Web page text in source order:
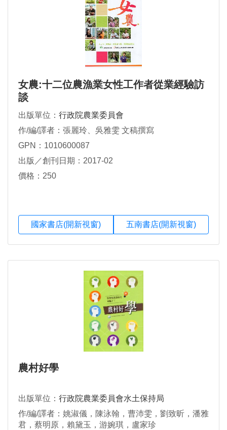
女農:十二位農漁業女性工作者從業經驗訪
談
出版單位： 行政院農業委員會
作/編/譯者：張麗玲、吳雅雯 文稿撰寫
GPN：1010600087
出版／創刊日期：2017-02
價格：250
國家書店(開新視窗) 五南書店(開新視窗)
農村好學
出版單位： 行政院農業委員會水土保持局
作/編/譯者：姚淑儀，陳泳翰，曹沛雯，劉致昕，潘雅
君，蔡明原，賴黛玉，游婉琪，盧家珍